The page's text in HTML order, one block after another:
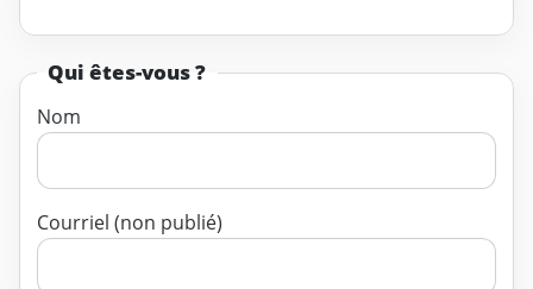
Qui êtes-vous ?
Nom
Courriel (non publié)